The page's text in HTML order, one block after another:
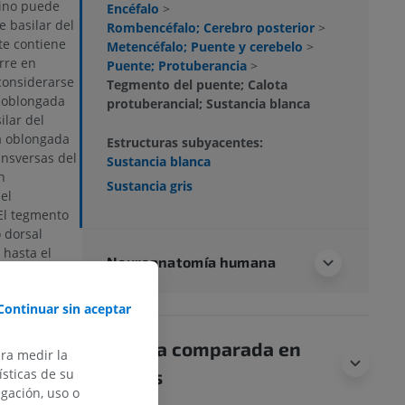
puede
basilar del
contiene
en
del
oblongada
del
tegmento
dorsal
el
y
de
Encéfalo >
Rombencéfalo; Cerebro posterior >
Metencéfalo; Puente y cerebelo >
Puente; Protuberancia >
Tegmento del puente; Calota
protuberancial; Sustancia blanca
Estructuras subyacentes:
Sustancia blanca
Sustancia gris
Neuroanatomía humana
Anatomía comparada en
animales
sin aceptar
medir la
de su
uso o